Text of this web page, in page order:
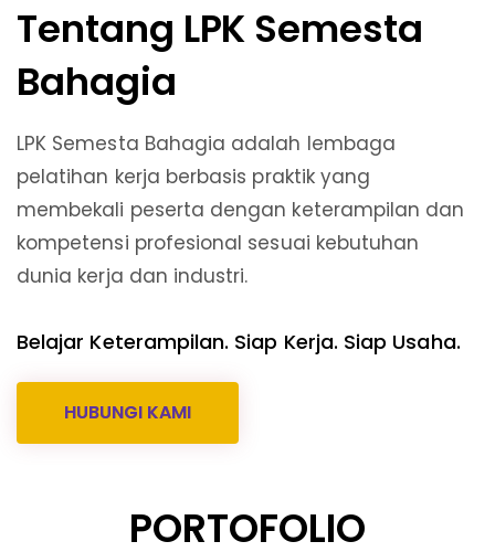
Tentang LPK Semesta
Bahagia
LPK Semesta Bahagia adalah lembaga
pelatihan kerja berbasis praktik yang
membekali peserta dengan keterampilan dan
kompetensi profesional sesuai kebutuhan
dunia kerja dan industri.
Belajar Keterampilan. Siap Kerja. Siap Usaha.
HUBUNGI KAMI
PORTOFOLIO